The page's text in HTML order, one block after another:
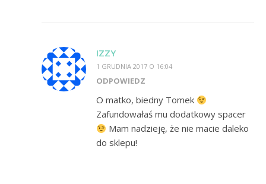
IZZY
1 GRUDNIA 2017 O 16:04
ODPOWIEDZ
O matko, biedny Tomek
Zafundowałaś mu dodatkowy spacer
Mam nadzieję, że nie macie daleko
do sklepu!